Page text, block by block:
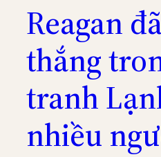
Reagan
thắng
tranh
nhiều